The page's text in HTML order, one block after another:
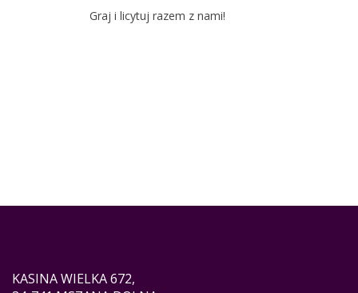
Graj i licytuj razem z nami!
KASINA WIELKA 672,